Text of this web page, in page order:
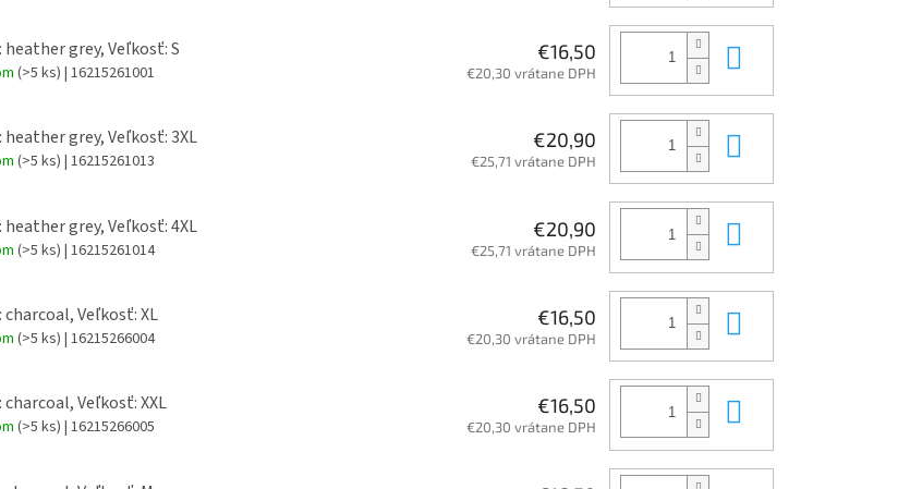
heather grey, Veľkosť: S
(>5 ks) | 16215261001
€16,50
€20,30 vrátane DPH
heather grey, Veľkosť: 3XL
(>5 ks) | 16215261013
€20,90
€25,71 vrátane DPH
heather grey, Veľkosť: 4XL
(>5 ks) | 16215261014
€20,90
€25,71 vrátane DPH
charcoal, Veľkosť: XL
(>5 ks) | 16215266004
€16,50
€20,30 vrátane DPH
charcoal, Veľkosť: XXL
(>5 ks) | 16215266005
€16,50
€20,30 vrátane DPH